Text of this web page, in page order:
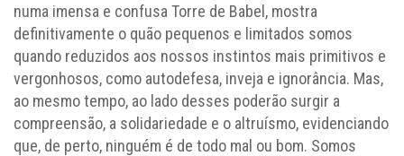
numa imensa e confusa Torre de Babel, mostra
definitivamente o quão pequenos e limitados somos
quando reduzidos aos nossos instintos mais primitivos e
vergonhosos, como autodefesa, inveja e ignorância. Mas,
ao mesmo tempo, ao lado desses poderão surgir a
compreensão, a solidariedade e o altruísmo, evidenciando
que, de perto, ninguém é de todo mal ou bom. Somos